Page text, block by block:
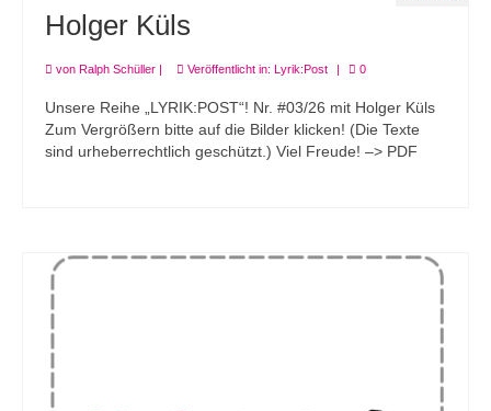
Holger Küls
von Ralph Schüller | Veröffentlicht in: Lyrik:Post | 0
Unsere Reihe „LYRIK:POST“! Nr. #03/26 mit Holger Küls
Zum Vergrößern bitte auf die Bilder klicken! (Die Texte
sind urheberrechtlich geschützt.) Viel Freude! –> PDF